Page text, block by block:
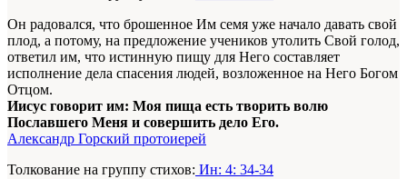
Он радовался, что брошенное Им семя уже начало давать свой
плод, а потому, на предложение учеников утолить Свой голод,
ответил им, что истинную пищу для Него составляет
исполнение дела спасения людей, возложенное на Него Богом
Отцом.
Иисус говорит им: Моя пища есть творить волю
Пославшего Меня и совершить дело Его.
Александр Горский протоиерей
Толкование на группу стихов: Ин: 4: 34-34